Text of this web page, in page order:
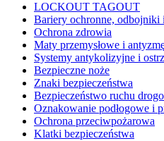
LOCKOUT TAGOUT
Bariery ochronne, odbojniki
Ochrona zdrowia
Maty przemysłowe i
Systemy antykolizyjne i
Bezpieczne noże
Znaki bezpieczeństwa
Bezpieczeństwo ruchu
Oznakowanie podłogowe i
Ochrona przeciwpożarowa
Klatki bezpieczeństwa